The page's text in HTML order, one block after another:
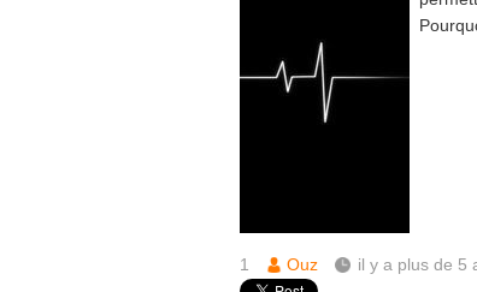
1 Ouz il y a plus de 5